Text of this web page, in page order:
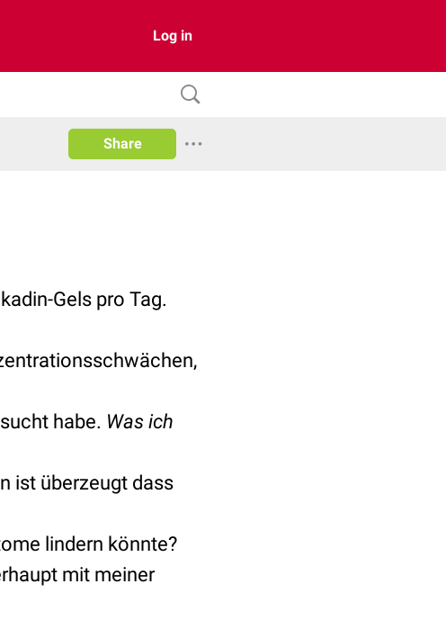
Log in
Share
Gels pro Tag.
habe. Was ich
ist überzeugt dass
lindern könnte?
mit meiner